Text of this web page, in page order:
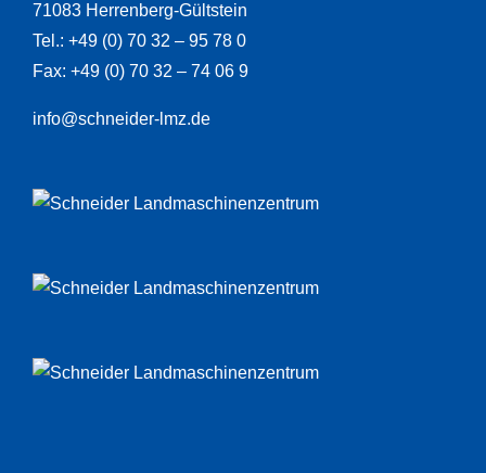
71083 Herrenberg-Gültstein
Tel.: +49 (0) 70 32 – 95 78 0
Fax: +49 (0) 70 32 – 74 06 9
info@schneider-lmz.de